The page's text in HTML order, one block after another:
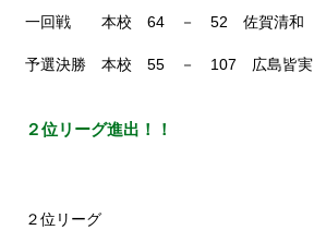
一回戦 本校 64 － 52 佐賀清和
予選決勝 本校 55 － 107 広島皆実
２位リーグ進出！！
２位リーグ